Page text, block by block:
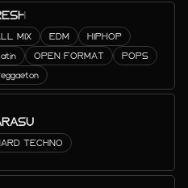
MIX EDM HIPHOP
OPEN FORMAT POPS
TECHNO